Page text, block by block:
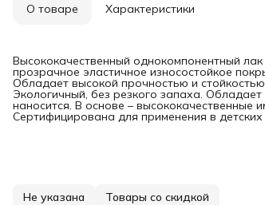
О товаре Характеристики
Высококачественный однокомпонентный
прозрачное эластичное износостойкое
Обладает высокой прочностью и
Экологичный, без резкого запаха.
наносится. В основе – высококачественные
Сертифицирована для применения в
Не указана Товары со скидкой